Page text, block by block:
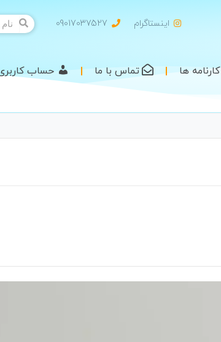
اینستاگرام 09017037527
کارنامه ها تماس با ما حساب